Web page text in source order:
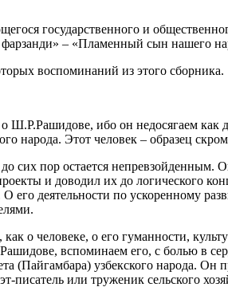
государственного и
– «Пламенный сын нашего
воспоминаний из этого сборника.
Ш.Р.Рашидове, ибо он недосягаем
народа. Этот человек – образец
сих пор остается
и доводил их до логического
его деятельности по ускоренному
о человеке, о его гуманности,
вспоминаем его, с болью в
(Пайгамбара) узбекского народа.
писатель или труженик сельского